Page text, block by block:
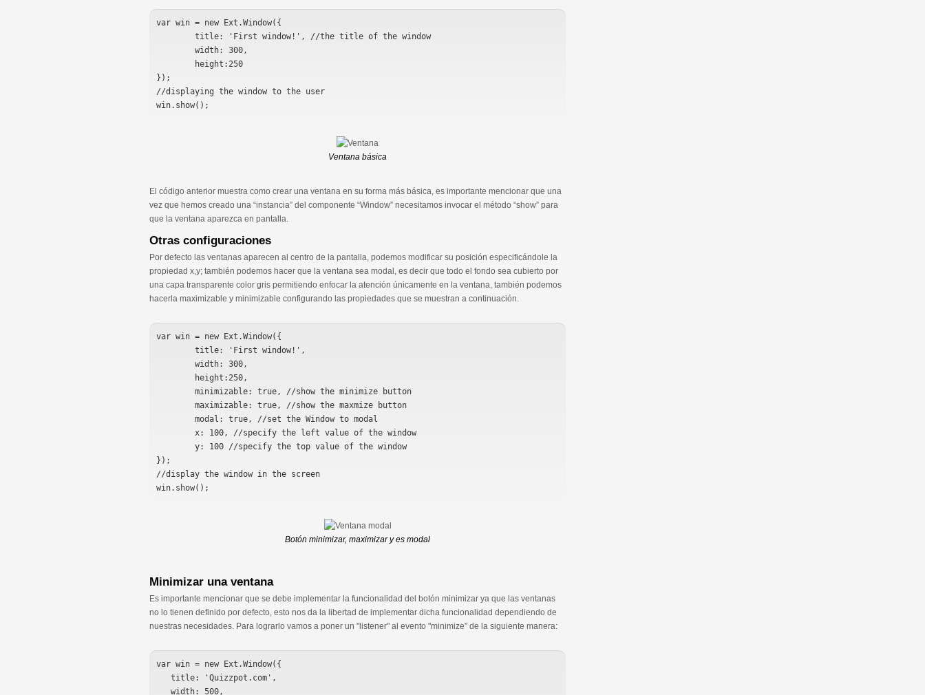
var win = new Ext.Window({
});
//displaying the window to the user
Ventana básica
El código anterior muestra como crear una ventana en su forma más básica, es importante mencionar que una
vez que hemos creado una “instancia” del componente “Window” necesitamos invocar el método “show” para
que la ventana aparezca en pantalla.
Otras configuraciones
Por defecto las ventanas aparecen al centro de la pantalla, podemos modificar su posición especificándole la
propiedad x,y; también podemos hacer que la ventana sea modal, es decir que todo el fondo sea cubierto por
una capa transparente color gris permitiendo enfocar la atención únicamente en la ventana, también podemos
hacerla maximizable y minimizable configurando las propiedades que se muestran a continuación.
var win = new Ext.Window({
});
//display the window in the screen
Botón minimizar, maximizar y es modal
Minimizar una ventana
Es importante mencionar que se debe implementar la funcionalidad del botón minimizar ya que las ventanas
no lo tienen definido por defecto, esto nos da la libertad de implementar dicha funcionalidad dependiendo de
nuestras necesidades. Para lograrlo vamos a poner un "listener" al evento "minimize" de la siguiente manera:
var win = new Ext.Window({